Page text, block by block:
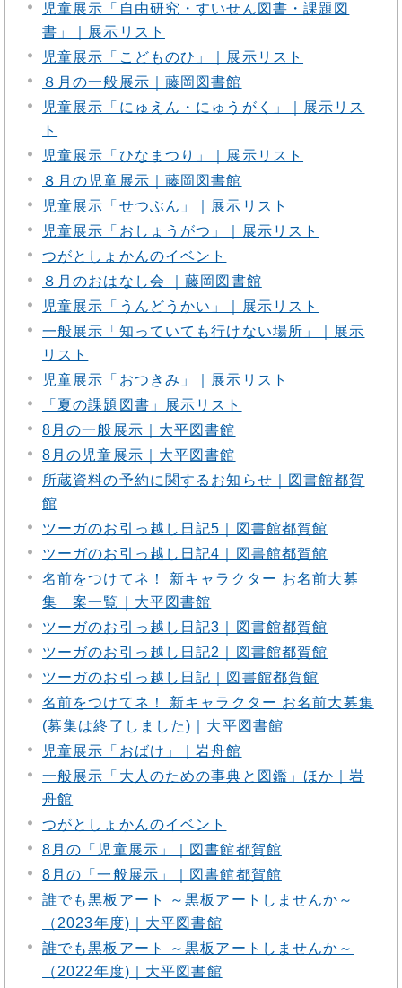
児童展示「自由研究・すいせん図書・課題図
書」｜展示リスト
児童展示「こどものひ」｜展示リスト
８月の一般展示｜藤岡図書館
児童展示「にゅえん・にゅうがく」｜展示リス
ト
児童展示「ひなまつり」｜展示リスト
８月の児童展示｜藤岡図書館
児童展示「せつぶん」｜展示リスト
児童展示「おしょうがつ」｜展示リスト
つがとしょかんのイベント
８月のおはなし会 ｜藤岡図書館
児童展示「うんどうかい」｜展示リスト
一般展示「知っていても行けない場所」｜展示
リスト
児童展示「おつきみ」｜展示リスト
「夏の課題図書」展示リスト
8月の一般展示｜大平図書館
8月の児童展示｜大平図書館
所蔵資料の予約に関するお知らせ｜図書館都賀
館
ツーガのお引っ越し日記5｜図書館都賀館
ツーガのお引っ越し日記4｜図書館都賀館
名前をつけてネ！ 新キャラクター お名前大募
集 案一覧｜大平図書館
ツーガのお引っ越し日記3｜図書館都賀館
ツーガのお引っ越し日記2｜図書館都賀館
ツーガのお引っ越し日記｜図書館都賀館
名前をつけてネ！ 新キャラクター お名前大募集
(募集は終了しました)｜大平図書館
児童展示「おばけ」｜岩舟館
一般展示「大人のための事典と図鑑」ほか｜岩
舟館
つがとしょかんのイベント
8月の「児童展示」｜図書館都賀館
8月の「一般展示」｜図書館都賀館
誰でも黒板アート ～黒板アートしませんか～
（2023年度)｜大平図書館
誰でも黒板アート ～黒板アートしませんか～
（2022年度)｜大平図書館